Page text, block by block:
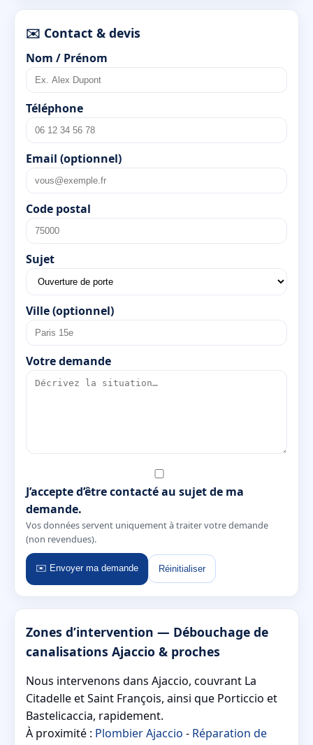
✉️ Contact & devis
Nom / Prénom
Téléphone
Email (optionnel)
Code postal
Sujet
Ville (optionnel)
Votre demande
J’accepte d’être contacté au sujet de ma
demande.
Vos données servent uniquement à traiter votre demande
(non revendues).
✉️ Envoyer ma demande Réinitialiser
Zones d’intervention — Débouchage de
canalisations Ajaccio & proches
Nous intervenons dans Ajaccio, couvrant La
Citadelle et Saint François, ainsi que Porticcio et
Bastelicaccia, rapidement.
À proximité : Plombier Ajaccio - Réparation de